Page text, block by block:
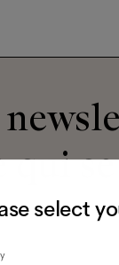
select